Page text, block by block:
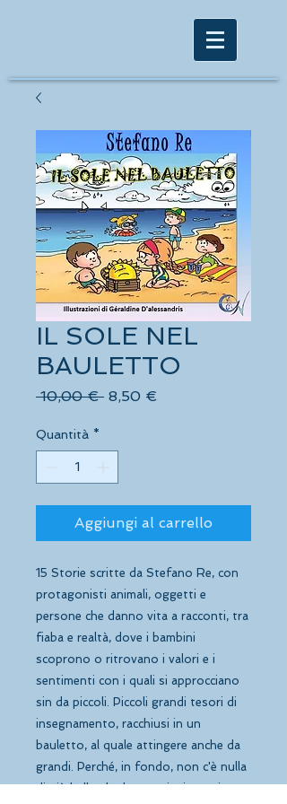
IL SOLE NEL
BAULETTO
10,00 € Prezzo
8,50 €
Quantità *
Aggiungi al carrello
15 Storie scritte da Stefano Re, con
protagonisti animali, oggetti e
persone che danno vita a racconti, tra
fiaba e realtà, dove i bambini
scoprono o ritrovano i valori e i
sentimenti con i quali si approcciano
sin da piccoli. Piccoli grandi tesori di
insegnamento, racchiusi in un
bauletto, al quale attingere anche da
grandi. Perché, in fondo, non c'è nulla
di più bello che leggere insieme ai